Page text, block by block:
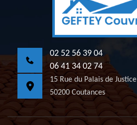
02 52 56 39 04
06 41 34 02 74
15 Rue du Palais de Justice
50200 Coutances